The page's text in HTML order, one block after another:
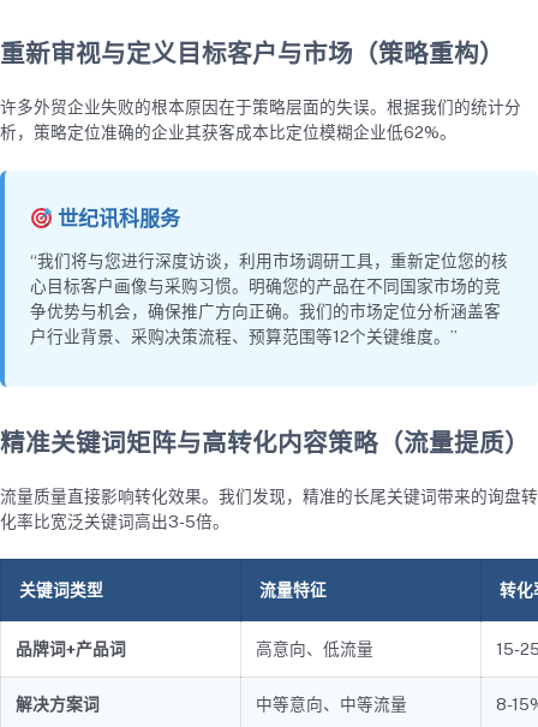
重新审视与定义目标客户与市场（策略重构）
许多外贸企业失败的根本原因在于策略层面的失误。根据我们的统计分
析，策略定位准确的企业其获客成本比定位模糊企业低62%。
世纪讯科服务
“我们将与您进行深度访谈，利用市场调研工具，重新定位您的核
心目标客户画像与采购习惯。明确您的产品在不同国家市场的竞
争优势与机会，确保推广方向正确。我们的市场定位分析涵盖客
户行业背景、采购决策流程、预算范围等12个关键维度。”
精准关键词矩阵与高转化内容策略（流量提质）
流量质量直接影响转化效果。我们发现，精准的长尾关键词带来的询盘转
化率比宽泛关键词高出3-5倍。
关键词类型 流量特征 转化
品牌词+产品词 高意向、低流量 15-
解决方案词 中等意向、中等流量 8-